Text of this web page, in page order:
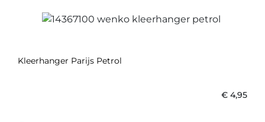
Kleerhanger Parijs Petrol
€ 4,95